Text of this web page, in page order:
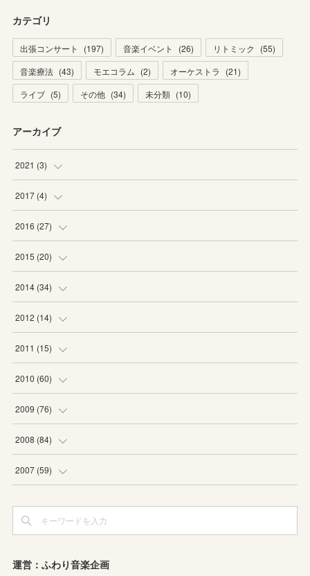
カテゴリ
出張コンサート (197) 音楽イベント (26) リトミック (55)
音楽療法 (43) モエコラム (2) オーケストラ (21)
ライブ (5) その他 (34) 未分類 (10)
アーカイブ
2021 (3)
( )
(2
2017 (4)
(2
(2
2016 (27)
(6
(6
(2
(1
(3)
2015 (20)
(5
(2
(1
(1
(3)
2014 (34)
(4
(6
(2
(1
(2)
2012 (14)
(1
(2
(5
(6
2011 (15)
(3
(3
(1
(3
(2)
2010 (60)
(2
(2
(1
(8)
2009 (76)
(2
(9
(4
2008 (84)
(16 )
(
2007 (59)
(
運営：ふわり音楽企画